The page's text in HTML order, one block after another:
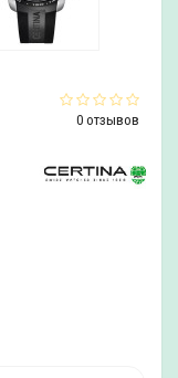
0 отзывов